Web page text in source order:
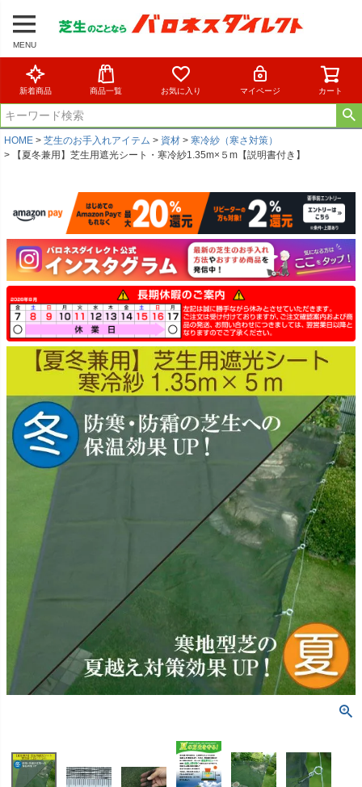
MENU
新着商品 商品一覧 お気に入り マイページ カート
HOME 芝生のお手入れアイテム 資材
寒冷紗（寒さ対策）
【夏冬兼用】芝生用遮光シート・寒冷紗1.35m×５m【説明書付き】